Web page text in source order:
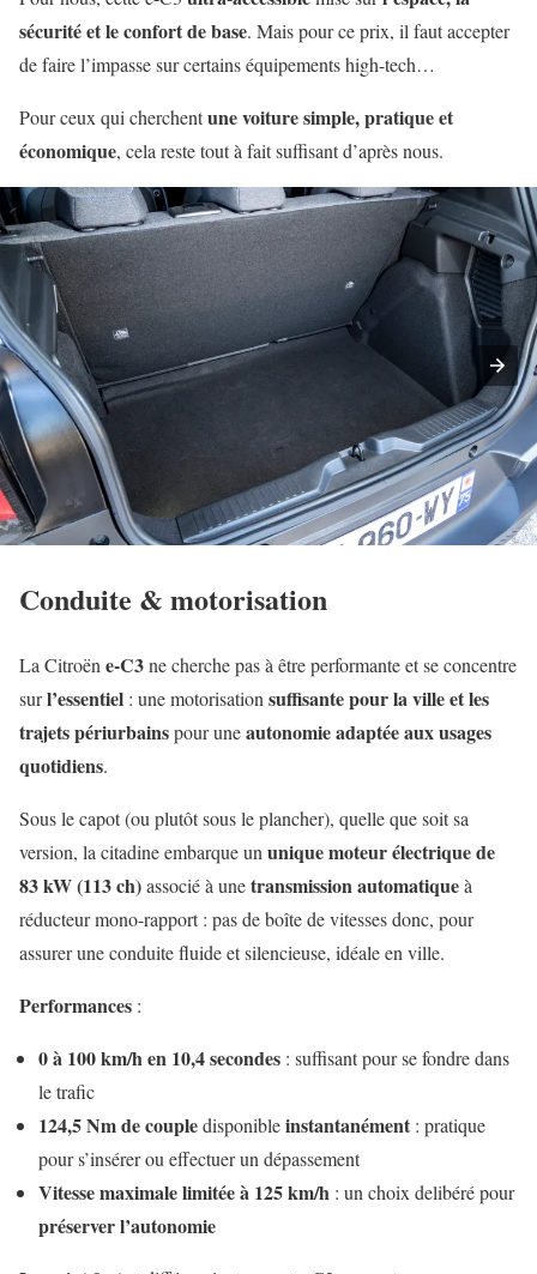
sécurité et le confort de base. Mais pour ce prix, il faut accepter
de faire l’impasse sur certains équipements high-tech…
Pour ceux qui cherchentune voiture simple, pratique et
économique, cela reste tout à fait suffisant d’après nous.
Conduite & motorisation
La Citroën e-C3ne cherche pas à être performante et se concentre
surl’essentiel : une motorisation suffisante pour la ville et les
trajets périurbainspour uneautonomie adaptée aux usages
quotidiens.
Sous le capot (ou plutôt sous le plancher), quelle que soit sa
version, la citadine embarque un unique moteur électrique de
83 kW (113 ch)associé à unetransmission automatiqueà
réducteur mono-rapport : pas de boîte de vitesses donc, pour
assurer une conduite fluide et silencieuse, idéale en ville.
Performances :
0 à 100 km/h en 10,4 secondes : suffisant pour se fondre dans
le trafic
124,5 Nm de coupledisponibleinstantanément : pratique
pour s’insérer ou effectuer un dépassement
Vitesse maximale limitée à 125 km/h : un choix delibéré pour
préserver l’autonomie